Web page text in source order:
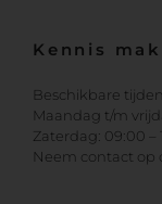
Kennis
Beschikbare
Maandag t/m
Zaterdag: 09:00 –
Neem contact